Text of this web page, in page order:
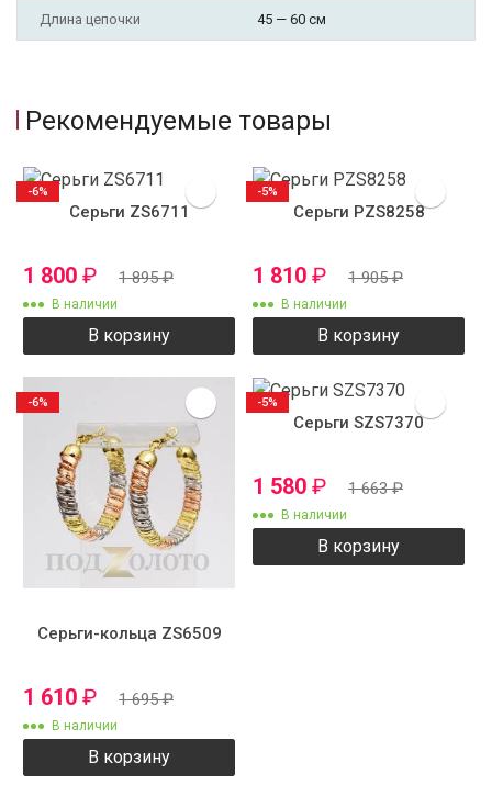
Длина цепочки 45 — 60 см
Рекомендуемые товары
Серьги ZS6711
1 800 ₽ 1 895₽
В наличии
В корзину
-6%
Серьги PZS8258
1 810 ₽ 1 905₽
В наличии
В корзину
-5%
Серьги-кольца ZS6509
1 610 ₽ 1 695₽
В наличии
В корзину
-6%
Серьги SZS7370
1 580 ₽ 1 663₽
В наличии
В корзину
-5%